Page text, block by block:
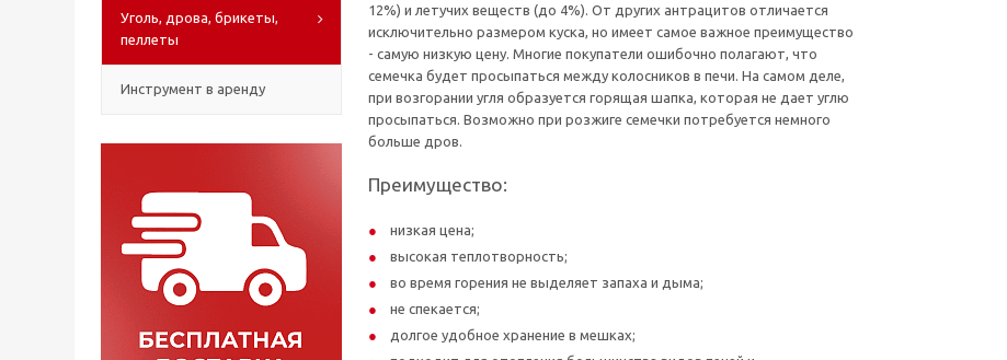
Уголь, дрова, брикеты,
пеллеты
Инструмент в аренду
12%) и летучих веществ (до 4%). От других антрацитов отличается
исключительно размером куска, но имеет самое важное преимущество
- самую низкую цену. Многие покупатели ошибочно полагают, что
семечка будет просыпаться между колосников в печи. На самом деле,
при возгорании угля образуется горящая шапка, которая не дает углю
просыпаться. Возможно при розжиге семечки потребуется немного
больше дров.
Преимущество:
низкая цена;
высокая теплотворность;
во время горения не выделяет запаха и дыма;
не спекается;
долгое удобное хранение в мешках;